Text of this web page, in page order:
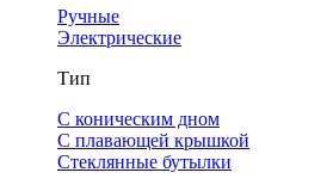
Ручные
Электрические
Тип
С коническим дном
С плавающей крышкой
Стеклянные бутылки